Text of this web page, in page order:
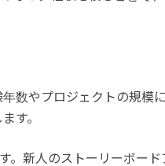
数やプロジェクトの規模
す。
。新人のストーリーボード